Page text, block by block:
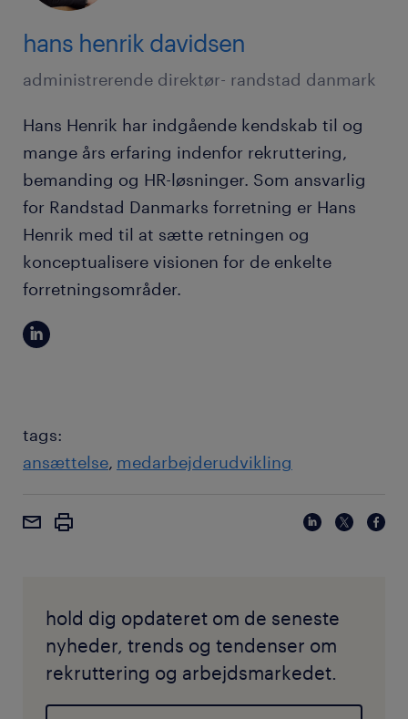
hans henrik davidsen
administrerende direktør- randstad danmark
Hans Henrik har indgående kendskab til og
mange års erfaring indenfor rekruttering,
bemanding og HR-løsninger. Som ansvarlig
for Randstad Danmarks forretning er Hans
Henrik med til at sætte retningen og
konceptualisere visionen for de enkelte
forretningsområder.
tags:
ansættelse medarbejderudvikling
hold dig opdateret om de seneste
nyheder, trends og tendenser om
rekruttering og arbejdsmarkedet.